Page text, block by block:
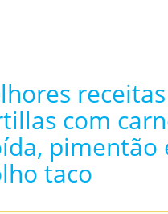
com
pimentão
taco